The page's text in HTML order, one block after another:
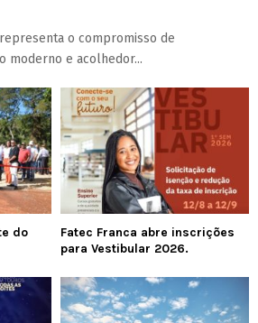
o compromisso de
moderno e acolhedor...
do
Fatec Franca abre inscrições
para Vestibular 2026.